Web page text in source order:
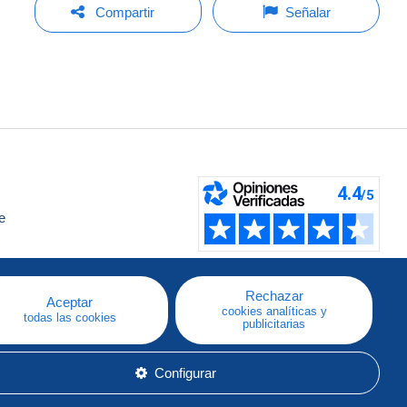
Compartir Señalar
Aceptar
todas las cookies
Rechazar
cookies analíticas y
publicitarias
Configurar